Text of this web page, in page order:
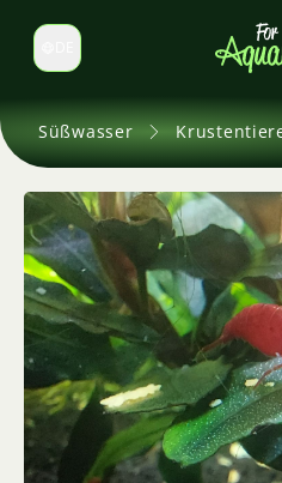
Sprache wechseln
Süßwasser